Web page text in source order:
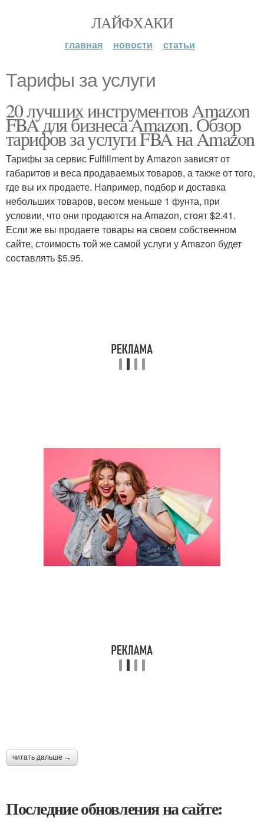
ЛАЙФХАКИ
главная новости статьи
Тарифы за услуги
20 лучших инструментов Amazon
FBA для бизнеса Amazon. Обзор
тарифов за услуги FBA на Amazon
Тарифы за сервис Fulfillment by Amazon зависят от
габаритов и веса продаваемых товаров, а также от того,
где вы их продаете. Например, подбор и доставка
небольших товаров, весом меньше 1 фунта, при
условии, что они продаются на Amazon, стоят $2.41.
Если же вы продаете товары на своем собственном
сайте, стоимость той же самой услуги у Amazon будет
составлять $5.95.
читать дальше →
Последние обновления на сайте: